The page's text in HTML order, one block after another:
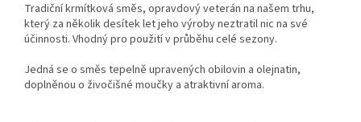
Tradiční krmítková směs, opravdový veterán na našem trhu,
který za několik desítek let jeho výroby neztratil nic na své
účinnosti. Vhodný pro použití v průběhu celé sezony.
Jedná se o směs tepelně upravených obilovin a olejnatin,
doplněnou o živočišné moučky a atraktivní aroma.